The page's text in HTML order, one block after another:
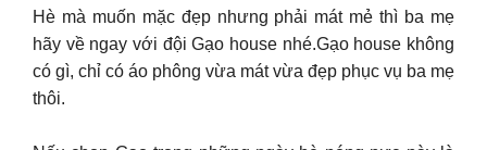
Hè mà muốn mặc đẹp nhưng phải mát mẻ thì ba mẹ
hãy về ngay với đội Gạo house nhé.Gạo house không
có gì, chỉ có áo phông vừa mát vừa đẹp phục vụ ba mẹ
thôi.